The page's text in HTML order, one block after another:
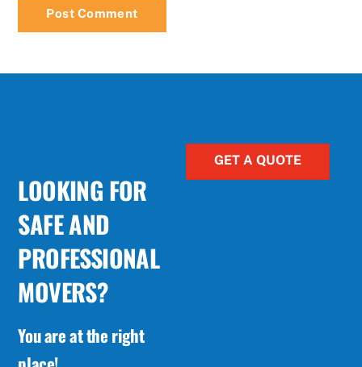
LOOKING FOR
SAFE AND
PROFESSIONAL
MOVERS?
You are at the right
GET A QUOTE